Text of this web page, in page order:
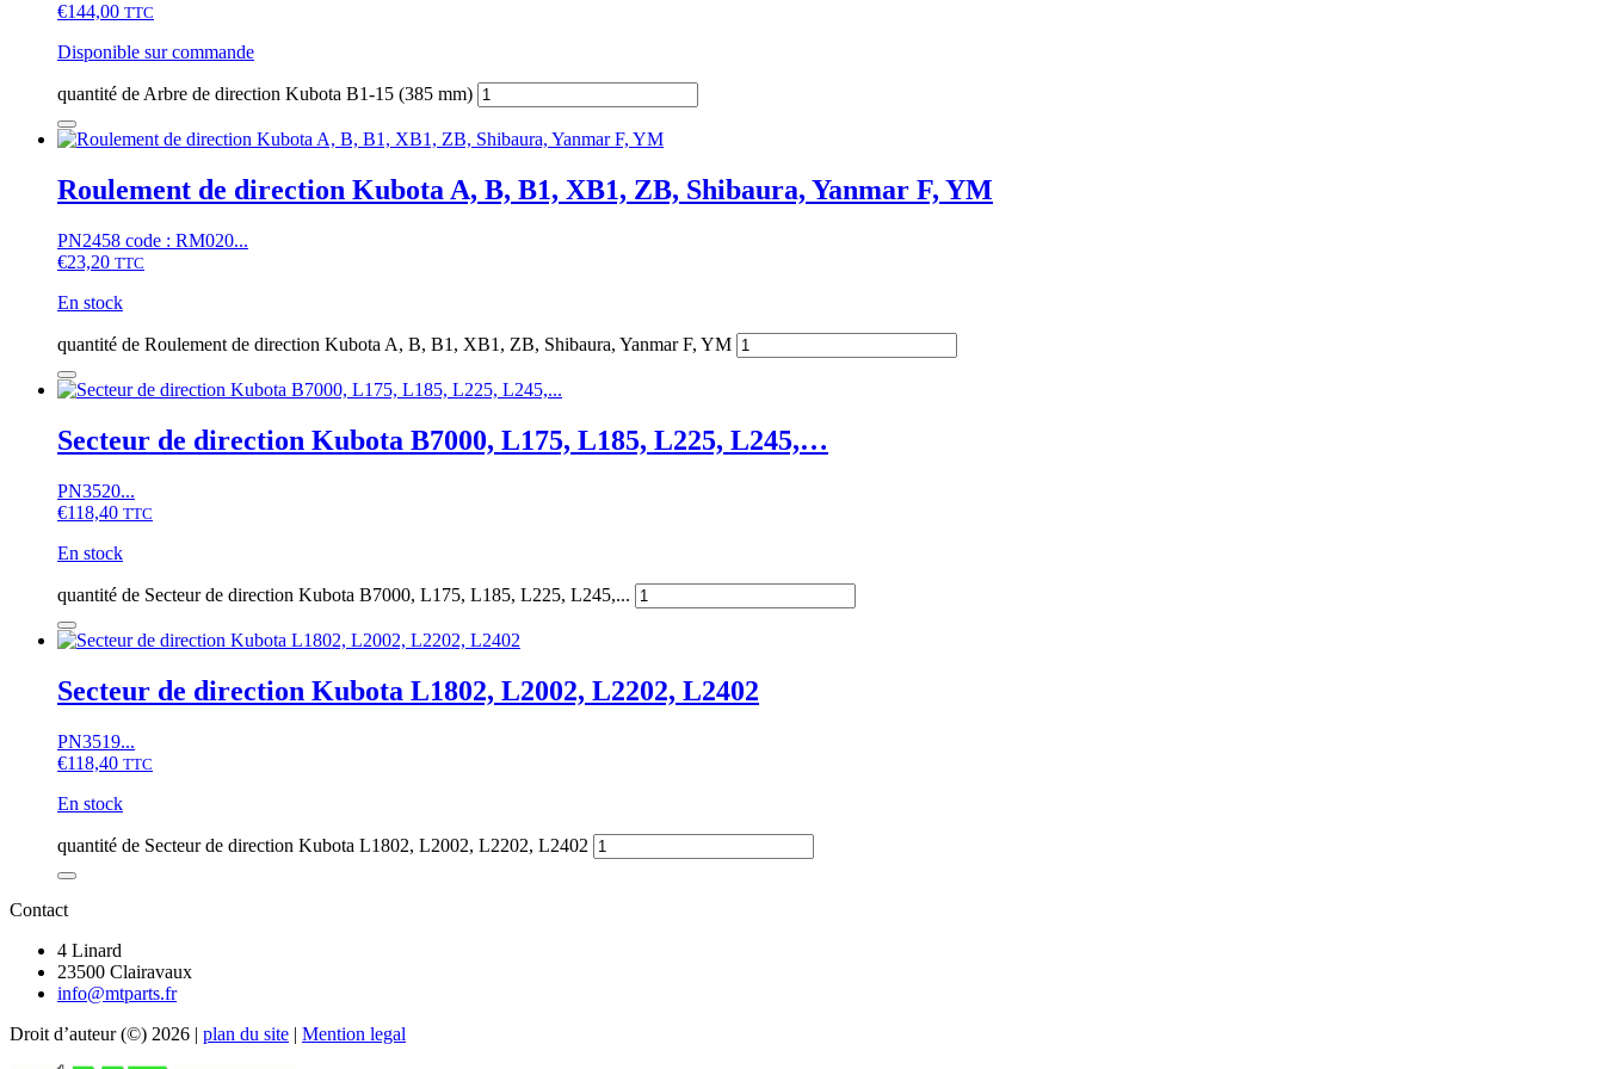
€144,00 TTC
Disponible sur commande
quantité de Arbre de direction Kubota B1-15 (385 mm)
Roulement de direction Kubota A, B, B1, XB1, ZB, Shibaura, Yanmar F, YM
PN2458 code : RM020...
€23,20 TTC
En stock
quantité de Roulement de direction Kubota A, B, B1, XB1, ZB, Shibaura, Yanmar F, YM
Secteur de direction Kubota B7000, L175, L185, L225, L245,…
PN3520...
€118,40 TTC
En stock
quantité de Secteur de direction Kubota B7000, L175, L185, L225, L245,...
Secteur de direction Kubota L1802, L2002, L2202, L2402
PN3519...
€118,40 TTC
En stock
quantité de Secteur de direction Kubota L1802, L2002, L2202, L2402
Contact
4 Linard
23500 Clairavaux
info@mtparts.fr
Droit d’auteur (©) 2026 | plan du site | Mention legal